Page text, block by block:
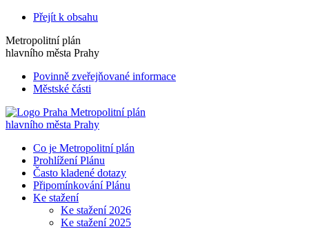
Přejít k obsahu
Metropolitní plán
hlavního města Prahy
Povinně zveřejňované informace
Městské části
Metropolitní plán
hlavního města Prahy
Co je Metropolitní plán
Prohlížení Plánu
Často kladené dotazy
Připomínkování Plánu
Ke stažení
Ke stažení 2026
Ke stažení 2025